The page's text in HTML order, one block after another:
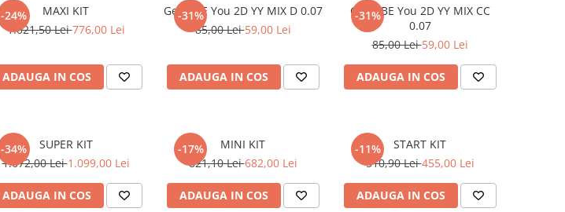
-24%
MAXI KIT
1.021,50 Lei776,00 Lei
ADAUGA IN COS
-31%
Gene BE You 2D YY MIX D 0.07
85,00 Lei59,00 Lei
ADAUGA IN COS
-31%
Gene BE You 2D YY MIX CC
0.07
85,00 Lei59,00 Lei
ADAUGA IN COS
-34%
SUPER KIT
1.672,00 Lei1.099,00 Lei
ADAUGA IN COS
-17%
MINI KIT
821,10 Lei682,00 Lei
ADAUGA IN COS
-11%
START KIT
510,90 Lei455,00 Lei
ADAUGA IN COS